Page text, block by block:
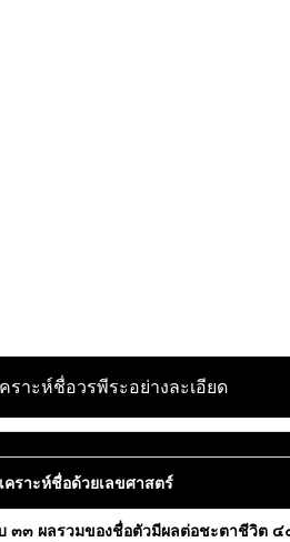
คราะห์ชื่อวรพีระอย่างละเอียด
คราะห์ชื่อด้วยเลขศาสตร์
๓๓ ผลรวมของชื่อตัวมีผลต่อชะตาชีวิต ๔